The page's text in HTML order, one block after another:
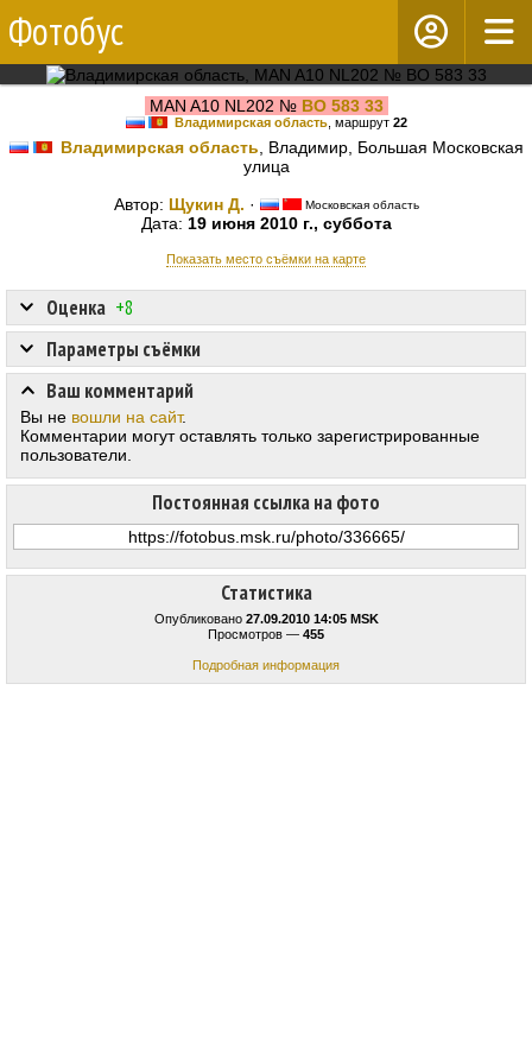
Фотобус
MAN A10 NL202 № ВО 583 33
Владимирская область, маршрут 22
Владимирская область , Владимир, Большая Московская
улица
Автор: Щукин Д. · Московская область
Дата: 19 июня 2010 г., суббота
Показать место съёмки на карте
Статистика
Опубликовано 27.09.2010 14:05 MSK
Просмотров — 455
Подробная информация
Оценка +8
Постоянная ссылка на фото
Параметры съёмки
Ваш комментарий
Вы не вошли на сайт.
Комментарии могут оставлять только зарегистрированные
пользователи.